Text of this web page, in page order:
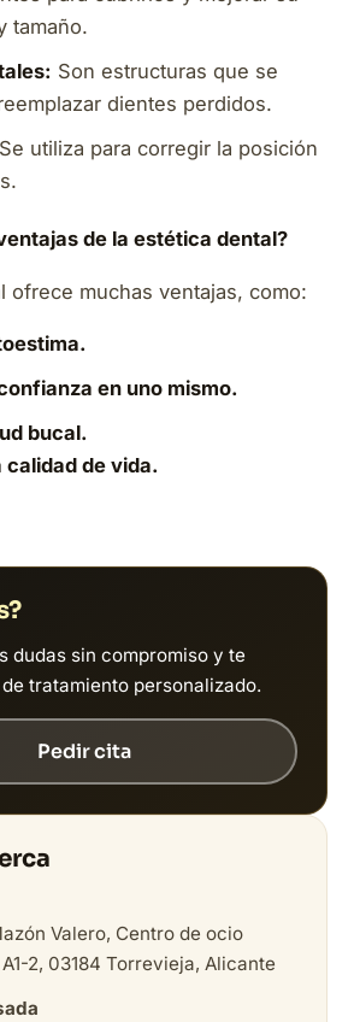
tamaño.
Son estructuras que se
dientes perdidos.
Se utiliza para corregir la posición
de la estética dental?
ofrece muchas ventajas, como:
en uno mismo.
bucal.
calidad de vida.
dudas sin compromiso y te
tratamiento personalizado.
Pedir cita
Valero, Centro de ocio
2, 03184 Torrevieja, Alicante